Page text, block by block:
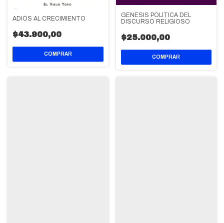
ADIÓS AL CRECIMIENTO
$43.900,00
GÉNESIS POLÍTICA DEL
DISCURSO RELIGIOSO
$25.000,00